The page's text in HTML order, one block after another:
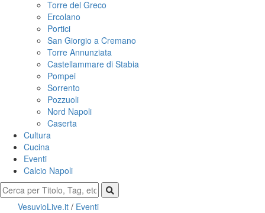
Torre del Greco
Ercolano
Portici
San Giorgio a Cremano
Torre Annunziata
Castellammare di Stabia
Pompei
Sorrento
Pozzuoli
Nord Napoli
Caserta
Cultura
Cucina
Eventi
Calcio Napoli
VesuvioLive.it / Eventi